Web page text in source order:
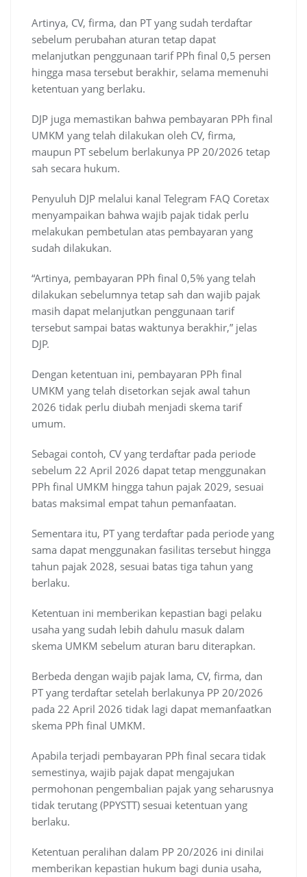
Artinya, CV, firma, dan PT yang sudah terdaftar
sebelum perubahan aturan tetap dapat
melanjutkan penggunaan tarif PPh final 0,5 persen
hingga masa tersebut berakhir, selama memenuhi
ketentuan yang berlaku.
DJP juga memastikan bahwa pembayaran PPh final
UMKM yang telah dilakukan oleh CV, firma,
maupun PT sebelum berlakunya PP 20/2026 tetap
sah secara hukum.
Penyuluh DJP melalui kanal Telegram FAQ Coretax
menyampaikan bahwa wajib pajak tidak perlu
melakukan pembetulan atas pembayaran yang
sudah dilakukan.
“Artinya, pembayaran PPh final 0,5% yang telah
dilakukan sebelumnya tetap sah dan wajib pajak
masih dapat melanjutkan penggunaan tarif
tersebut sampai batas waktunya berakhir,” jelas
DJP.
Dengan ketentuan ini, pembayaran PPh final
UMKM yang telah disetorkan sejak awal tahun
2026 tidak perlu diubah menjadi skema tarif
umum.
Sebagai contoh, CV yang terdaftar pada periode
sebelum 22 April 2026 dapat tetap menggunakan
PPh final UMKM hingga tahun pajak 2029, sesuai
batas maksimal empat tahun pemanfaatan.
Sementara itu, PT yang terdaftar pada periode yang
sama dapat menggunakan fasilitas tersebut hingga
tahun pajak 2028, sesuai batas tiga tahun yang
berlaku.
Ketentuan ini memberikan kepastian bagi pelaku
usaha yang sudah lebih dahulu masuk dalam
skema UMKM sebelum aturan baru diterapkan.
Berbeda dengan wajib pajak lama, CV, firma, dan
PT yang terdaftar setelah berlakunya PP 20/2026
pada 22 April 2026 tidak lagi dapat memanfaatkan
skema PPh final UMKM.
Apabila terjadi pembayaran PPh final secara tidak
semestinya, wajib pajak dapat mengajukan
permohonan pengembalian pajak yang seharusnya
tidak terutang (PPYSTT) sesuai ketentuan yang
berlaku.
Ketentuan peralihan dalam PP 20/2026 ini dinilai
memberikan kepastian hukum bagi dunia usaha,